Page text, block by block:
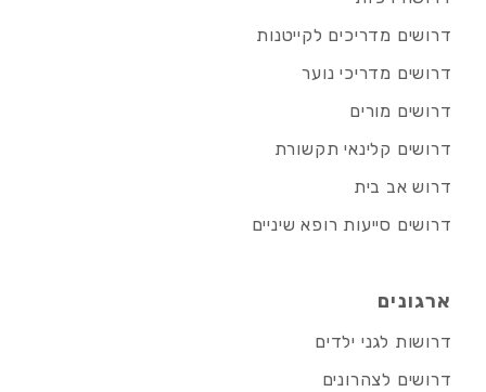
דרושים מדריכים לקייטנות
דרושים מדריכי נוער
דרושים מורים
דרושים קלינאי תקשורת
דרוש אב בית
דרושים סייעות רופא שיניים
ארגונים
דרושות לגני ילדים
דרושים לצהרונים